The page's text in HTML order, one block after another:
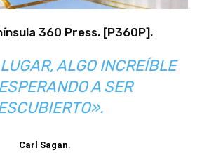
360 Press. [P360P].
ALGO INCREÍBLE
A SER
Carl Sagan.